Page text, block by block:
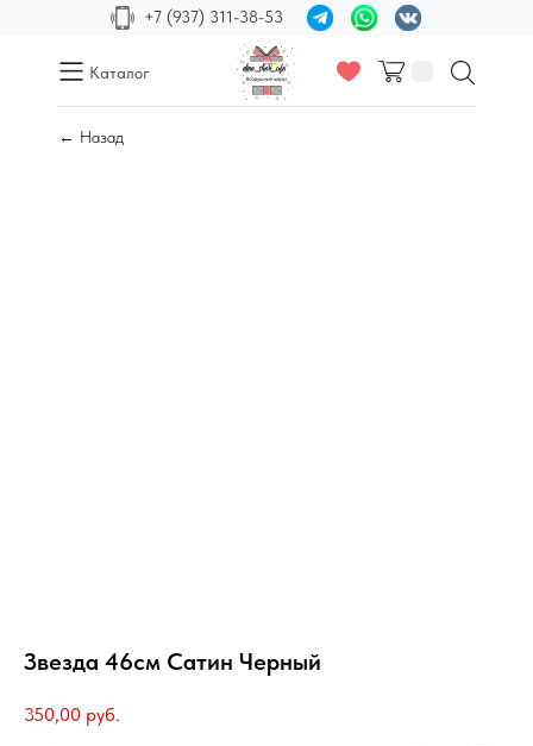
+7 (937) 311-38-53
Каталог
← Назад
Звезда 46см Сатин Черный
350,00 руб.